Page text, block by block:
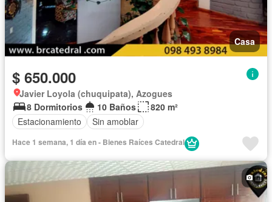
Casa
$ 650.000
Javier Loyola (chuquipata), Azogues
8 Dormitorios
10 Baños
820 m²
Estacionamiento
Sin amoblar
Hace 1 semana, 1 día en - Bienes Raíces Catedral